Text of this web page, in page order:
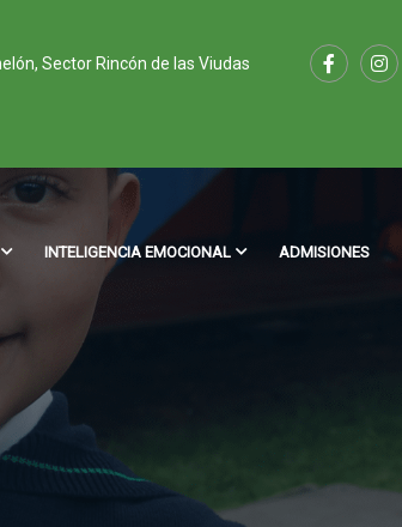
Sector Rincón de las Viudas
INTELIGENCIA EMOCIONAL ADMISIONES